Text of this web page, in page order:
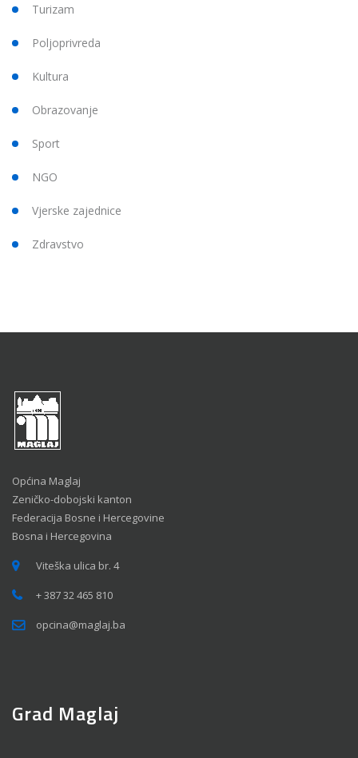
Turizam
Poljoprivreda
Kultura
Obrazovanje
Sport
NGO
Vjerske zajednice
Zdravstvo
Općina Maglaj
Zeničko-dobojski kanton
Federacija Bosne i Hercegovine
Bosna i Hercegovina
Viteška ulica br. 4
+ 387 32 465 810
opcina@maglaj.ba
Grad Maglaj